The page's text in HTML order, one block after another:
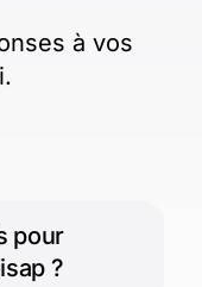
à vos
pour
?